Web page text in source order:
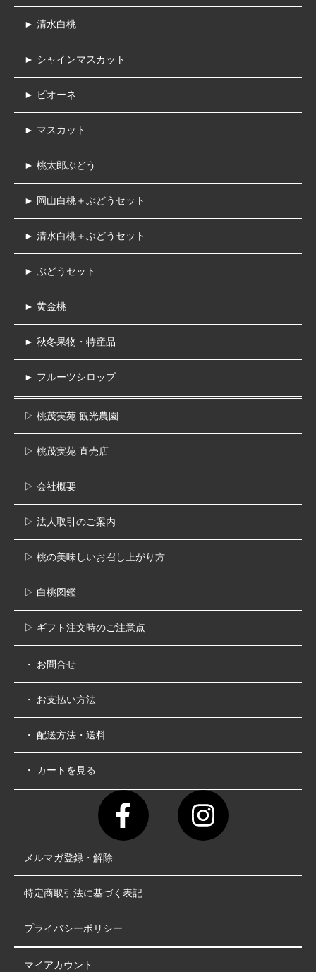
► 清水白桃
► シャインマスカット
► ピオーネ
► マスカット
► 桃太郎ぶどう
► 岡山白桃＋ぶどうセット
► 清水白桃＋ぶどうセット
► ぶどうセット
► 黄金桃
► 秋冬果物・特産品
► フルーツシロップ
▷ 桃茂実苑 観光農園
▷ 桃茂実苑 直売店
▷ 会社概要
▷ 法人取引のご案内
▷ 桃の美味しいお召し上がり方
▷ 白桃図鑑
▷ ギフト注文時のご注意点
・ お問合せ
・ お支払い方法
・ 配送方法・送料
・ カートを見る
メルマガ登録・解除
特定商取引法に基づく表記
プライバシーポリシー
マイアカウント